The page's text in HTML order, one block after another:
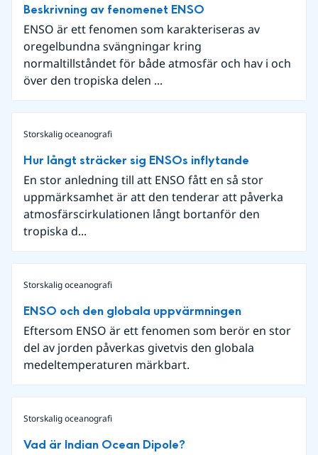
Beskrivning av fenomenet ENSO
ENSO är ett fenomen som karakteriseras av
oregelbundna svängningar kring
normaltillståndet för både atmosfär och hav i och
över den tropiska delen ...
Storskalig oceanografi
Hur långt sträcker sig ENSOs inflytande
En stor anledning till att ENSO fått en så stor
uppmärksamhet är att den tenderar att påverka
atmosfärscirkulationen långt bortanför den
tropiska d...
Storskalig oceanografi
ENSO och den globala uppvärmningen
Eftersom ENSO är ett fenomen som berör en stor
del av jorden påverkas givetvis den globala
medeltemperaturen märkbart.
Storskalig oceanografi
Vad är Indian Ocean Dipole?